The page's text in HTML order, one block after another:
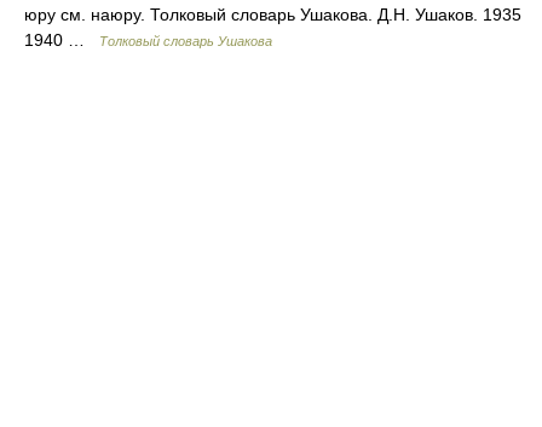
юру см. наюру. Толковый словарь Ушакова. Д.Н. Ушаков. 1935
1940 …
Толковый словарь Ушакова